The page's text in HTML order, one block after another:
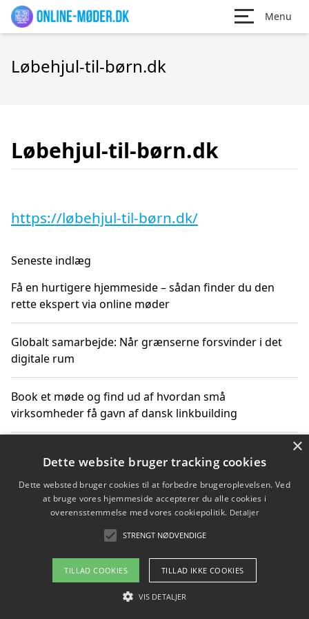
Menu
Løbehjul-til-børn.dk
Løbehjul-til-børn.dk
https://løbehjul-til-børn.dk/
Seneste indlæg
Få en hurtigere hjemmeside – sådan finder du den
rette ekspert via online møder
Globalt samarbejde: Når grænserne forsvinder i det
digitale rum
Book et møde og find ud af hvordan små
virksomheder få gavn af dansk linkbuilding
får du indgår et samarbejde
Hold et møde med en WordPress ekspert og vælg den
mest professionelle til at vedligeholde din løsning
Copyright 2026 - Pilanto Aps
Om / kontakt
×
Dette website bruger tracking cookies
Dette websted bruger cookies til at forbedre brugeroplevelsen. Ved
at bruge vores hjemmeside accepterer du alle cookies i
overensstemmelse med vores cookiepolitik. Detaljer
STRENGT NØDVENDIGE
TILLAD COOKIES TILLAD IKKE COOKIES
VIS DETALJER